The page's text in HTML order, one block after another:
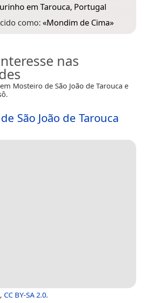
em Tarouca, Portugal
como:«Mondim de Cima»
nas
Mosteiro de São João de Tarouca e
São João de Tarouca
, CC BY-SA 2.0.